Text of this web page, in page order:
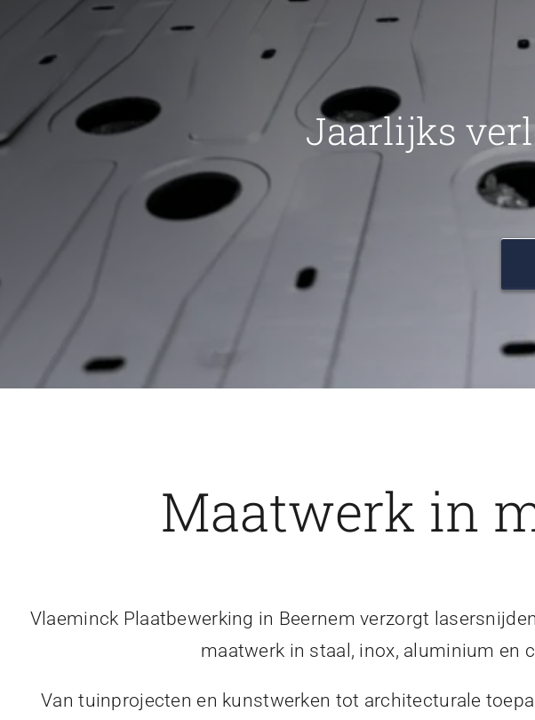
Jaarlijks
Maatwerk in
Vlaeminck Plaatbewerking in Beernem verzorgt
maatwerk in staal, inox, aluminium en
Van tuinprojecten en kunstwerken tot architecturale